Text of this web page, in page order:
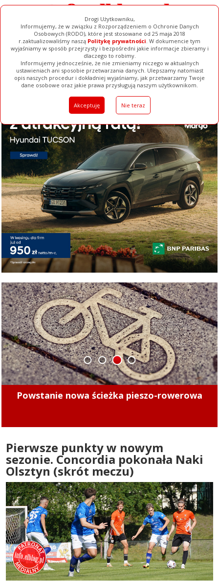
Drogi Użytkowniku,
Informujemy, że w związku z Rozporządzeniem o Ochronie Danych
Osobowych (RODO), które jest stosowane od 25 maja 2018
r.zaktualizowaliśmy naszą Politykę prywatności. W dokumencie tym
wyjaśniamy w sposób przejrzysty i bezpośredni jakie informacje zbieramy i
dlaczego to robimy.
Informujemy jednocześnie, że nie zmieniamy niczego w aktualnych
ustawieniach ani sposobie przetwarzania danych. Ulepszamy natomiast
opis naszych procedur i dokładniej wyjaśniamy, jak przetwarzamy Twoje
dane osobowe oraz jakie prawa przysługują naszym użytkownikom.
Akceptuję Nie teraz
Ogłoszenia Filmy Galerie Baza Firm Pełna Wersja
Minęły 4 lata. Sprawdziliśmy, czy kierowcy
1 2 3 4
Pierwsze punkty w nowym
sezonie. Concordia pokonała Naki
Olsztyn (skrót meczu)